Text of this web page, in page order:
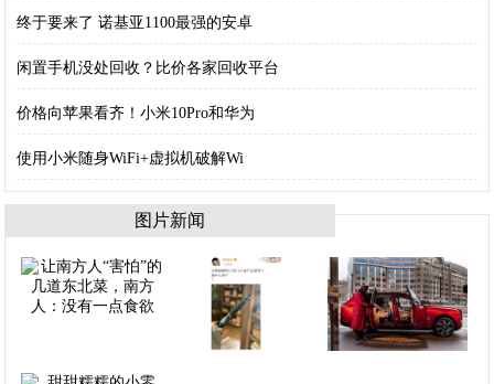
终于要来了 诺基亚1100最强的安卓
闲置手机没处回收？比价各家回收平台
价格向苹果看齐！小米10Pro和华为
使用小米随身WiFi+虚拟机破解Wi
图片新闻